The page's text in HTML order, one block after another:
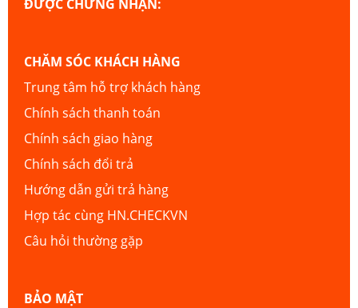
ĐƯỢC CHỨNG NHẬN:
CHĂM SÓC KHÁCH HÀNG
Trung tâm hỗ trợ khách hàng
Chính sách thanh toán
Chính sách giao hàng
Chính sách đổi trả
Hướng dẫn gửi trả hàng
Hợp tác cùng HN.CHECKVN
Câu hỏi thường gặp
BẢO MẬT